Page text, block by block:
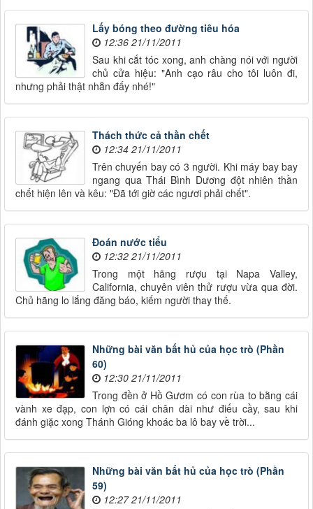
Lấy bóng theo đường tiêu hóa
12:36 21/11/2011
Sau khi cắt tóc xong, anh chàng nói với người
chủ cửa hiệu: "Anh cạo râu cho tôi luôn đi,
nhưng phải thật nhẵn đấy nhé!"
Thách thức cả thần chết
12:34 21/11/2011
Trên chuyến bay có 3 người. Khi máy bay bay
ngang qua Thái Bình Dương đột nhiên thần
chết hiện lên và kêu: "Đã tới giờ các ngươi phải chết".
Đoán nước tiểu
12:32 21/11/2011
Trong một hãng rượu tại Napa Valley,
California, chuyên viên thử rượu vừa qua đời.
Chủ hãng lo lắng đăng báo, kiếm người thay thế.
Những bài văn bất hủ của học trò (Phần
60)
12:30 21/11/2011
Trong đền ở Hồ Gươm có con rùa to bằng cái
vành xe đạp, con lợn có cái chân dài như điếu cầy, sau khi
đánh giặc xong Thánh Gióng khoác ba lô bay về trời...
Những bài văn bất hủ của học trò (Phần
59)
12:27 21/11/2011